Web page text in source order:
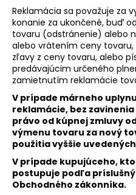
Reklamácia sa považuje za
konanie za ukončené, buď
tovaru (odstránenie) alebo
alebo vrátením ceny
zľavy z ceny tovaru, alebo
predávajúcim určeného
zamietnutím reklamácie
V prípade márneho
reklamácie, bez
právo od kúpnej zmluvy
výmenu tovaru za nový
použitia vyššie
V prípade kupujúceho,
postupuje podľa
Obchodného zákonníka.